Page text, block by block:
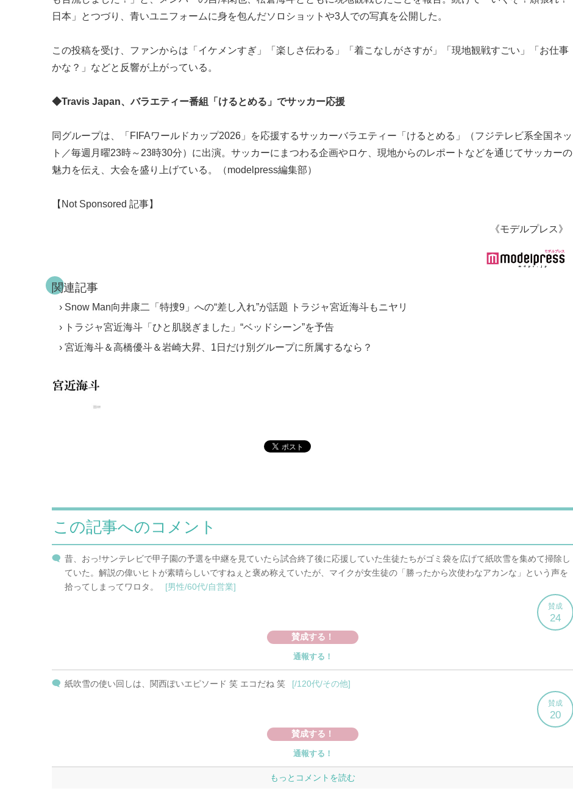
日本」とつづり、青いユニフォームに身を包んだソロショットや3人での写真を公開した。
この投稿を受け、ファンからは「イケメンすぎ」「楽しさ伝わる」「着こなしがさすが」「現地観戦すごい」「お仕事
かな？」などと反響が上がっている。
◆Travis Japan、バラエティー番組「けるとめる」でサッカー応援
同グループは、「FIFAワールドカップ2026」を応援するサッカーバラエティー「けるとめる」（フジテレビ系全国ネッ
ト／毎週月曜23時～23時30分）に出演。サッカーにまつわる企画やロケ、現地からのレポートなどを通じてサッカーの
魅力を伝え、大会を盛り上げている。（modelpress編集部）
【Not Sponsored 記事】
《モデルプレス》
関連記事
Snow Man向井康二「特捜9」への“差し入れ”が話題 トラジャ宮近海斗もニヤリ
トラジャ宮近海斗「ひと肌脱ぎました」“ベッドシーン”を予告
宮近海斗＆高橋優斗＆岩崎大昇、1日だけ別グループに所属するなら？